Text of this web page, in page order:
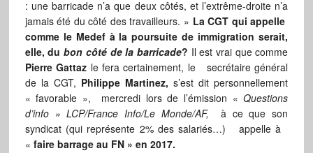
: une barricade n’a que deux côtés, et l’extrême-droite n’a
jamais été du côté des travailleurs. » La CGT qui appelle
comme le Medef à la poursuite de immigration serait,
elle, dubon côté de la barricade? Il est vrai que comme
Pierre Gattaz le fera certainement, le secrétaire général
de la CGT, Philippe Martinez, s’est dit personnellement
« favorable », mercredi lors de l’émission «Questions
d’info » LCP/France Info/Le Monde/AF,
à ce que son
syndicat (qui représente 2% des salariés…) appelle à
« faire barrage au FN » en 2017.